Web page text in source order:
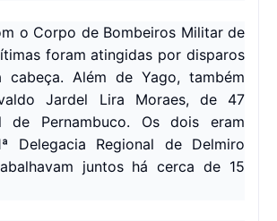
o Corpo de Bombeiros Militar de
foram atingidas por disparos
cabeça. Além de Yago, também
Jardel Lira Moraes, de 47
de Pernambuco. Os dois eram
Delegacia Regional de Delmiro
juntos há cerca de 15